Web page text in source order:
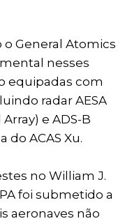
o General Atomics
nesses
equipadas com
radar AESA
e ADS-B
ACAS Xu.
no William J.
foi submetido a
aeronaves não